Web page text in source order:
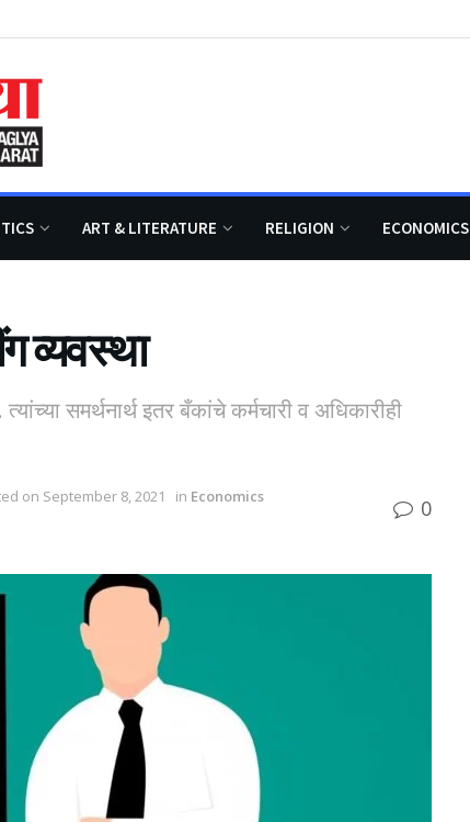
ART & LITERATURE RELIGION ECONOMICS
व्यवस्था
समर्थनार्थ इतर बँकांचे कर्मचारी व अधिकारीही
on September 8, 2021 in Economics
0